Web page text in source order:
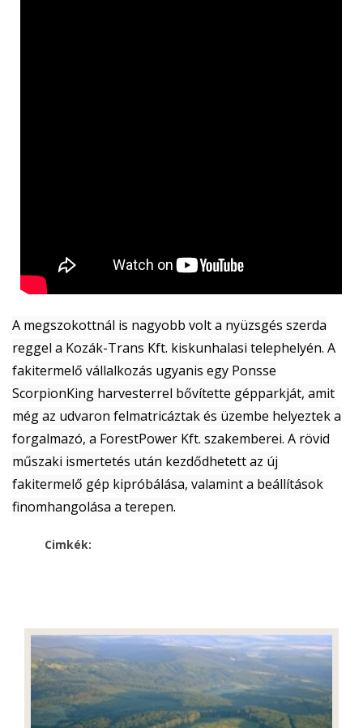
A megszokottnál is nagyobb volt a nyüzsgés szerda
reggel a Kozák-Trans Kft. kiskunhalasi telephelyén. A
fakitermelő vállalkozás ugyanis egy Ponsse
ScorpionKing harvesterrel bővítette gépparkját, amit
még az udvaron felmatricáztak és üzembe helyeztek a
forgalmazó, a ForestPower Kft. szakemberei. A rövid
műszaki ismertetés után kezdődhetett az új
fakitermelő gép kipróbálása, valamint a beállítások
finomhangolása a terepen.
Cimkék: